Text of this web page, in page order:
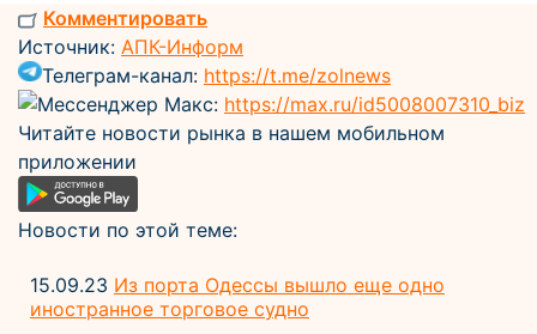
Комментировать
Источник: АПК-Информ
Телеграм-канал: https://t.me/zolnews
Мессенджер Макс: https://max.ru/id5008007310_biz
Читайте новости рынка в нашем мобильном
приложении
Новости по этой теме:
15.09.23 Из порта Одессы вышло еще одно
иностранное торговое судно